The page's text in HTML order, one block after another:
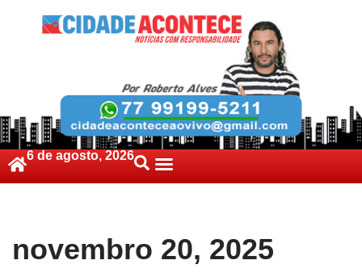
6 de agosto, 2026
novembro 20, 2025